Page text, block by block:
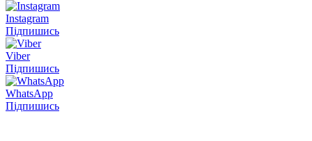
Instagram
Підпишись
Viber
Підпишись
WhatsApp
Підпишись